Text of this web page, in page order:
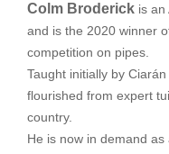
Colm Broderick is an
and is the 2020 winner
competition on pipes.
Taught initially by
flourished from expert
country.
He is now in demand